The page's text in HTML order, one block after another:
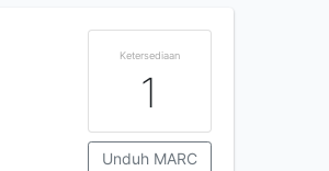
Ketersediaan
1
Unduh MARC